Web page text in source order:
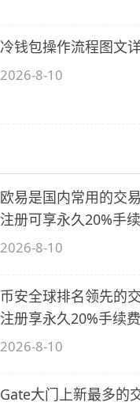
冷钱包操作流程图文
2026-8-10
欧易是国内常用的交
注册可享永久20%手
备1)
2026-8-10
币安全球排名领先的
注册享永久20%手续
2)
2026-8-10
Gate大门上新最多的